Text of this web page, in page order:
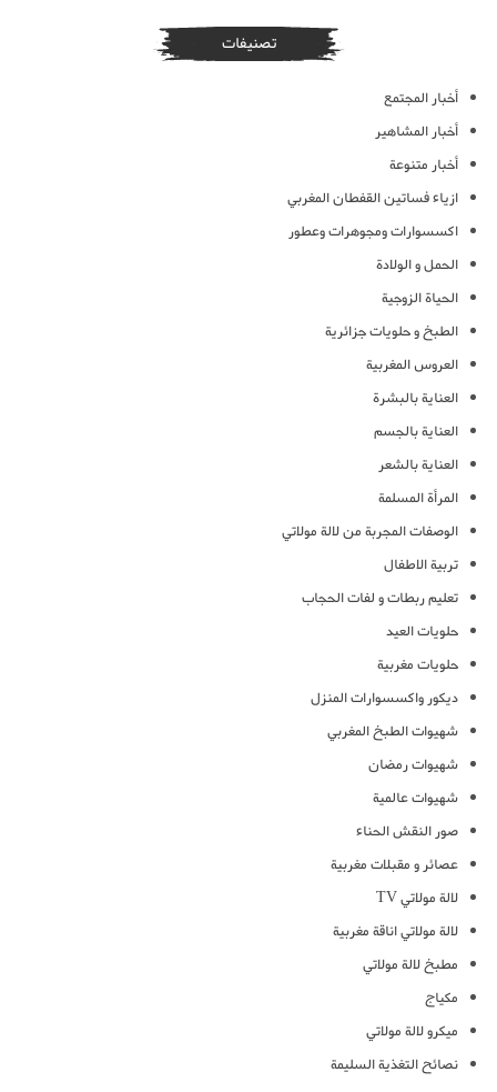
تصنيفات
أخبار المجتمع
أخبار المشاهير
أخبار متنوعة
ازياء فساتين القفطان المغربي
اكسسوارات ومجوهرات وعطور
الحمل و الولادة
الحياة الزوجية
الطبخ و حلويات جزائرية
العروس المغربية
العناية بالبشرة
العناية بالجسم
العناية بالشعر
المرأة المسلمة
الوصفات المجربة من لالة مولاتي
تربية الاطفال
تعليم ربطات و لفات الحجاب
حلويات العيد
حلويات مغربية
ديكور واكسسوارات المنزل
شهيوات الطبخ المغربي
شهيوات رمضان
شهيوات عالمية
صور النقش الحناء
عصائر و مقبلات مغربية
لالة مولاتي TV
لالة مولاتي اناقة مغربية
مطبخ لالة مولاتي
مكياج
ميكرو لالة مولاتي
نصائح التغذية السليمة